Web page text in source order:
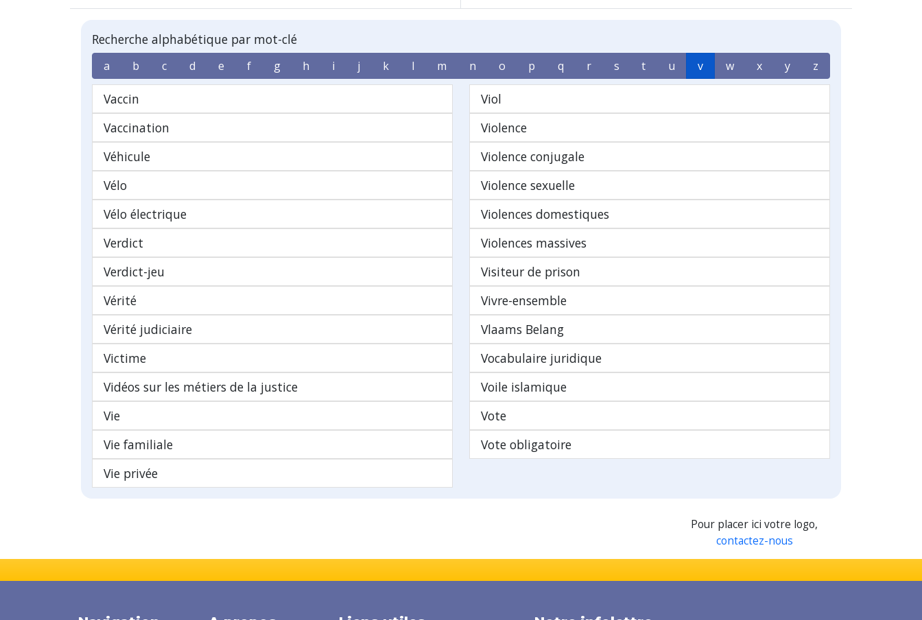
Recherche alphabétique par mot-clé
a b c d e f g h i j k l m n o p q r s t u v w x y z
Vaccin
Vaccination
Véhicule
Vélo
Vélo électrique
Verdict
Verdict-jeu
Vérité
Vérité judiciaire
Victime
Vidéos sur les métiers de la justice
Vie
Vie familiale
Vie privée
Viol
Violence
Violence conjugale
Violence sexuelle
Violences domestiques
Violences massives
Visiteur de prison
Vivre-ensemble
Vlaams Belang
Vocabulaire juridique
Voile islamique
Vote
Vote obligatoire
Pour placer ici votre logo,
contactez-nous